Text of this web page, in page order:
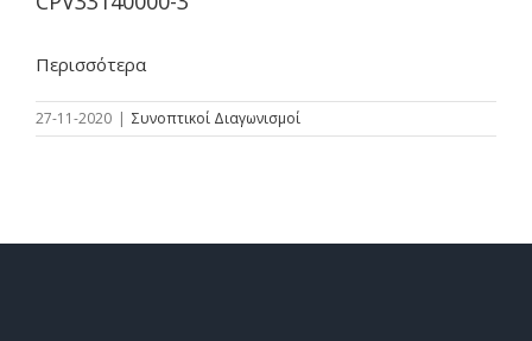
Περισσότερα
27-11-2020 | Συνοπτικοί Διαγωνισμοί